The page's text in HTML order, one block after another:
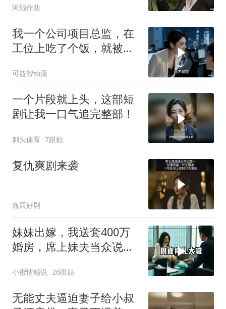
阿鲲作曲
我一个公司项目总监，在
工位上吃了个饭，就被新
可益智动漫
一个片段就上头，这部短
剧让我一口气追完整部！
刺头体育 7跟贴
复仇爽剧来袭
逸辰好剧
妹妹出嫁，我送套400万
婚房，席上妹夫当众说：
小蜜情感说 26跟贴
无能丈夫逼迫妻子给小叔